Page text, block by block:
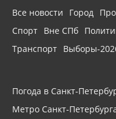
Все новости Город
Спорт Вне СПб
Транспорт Выборы-
Погода в Санкт-
Метро Санкт-